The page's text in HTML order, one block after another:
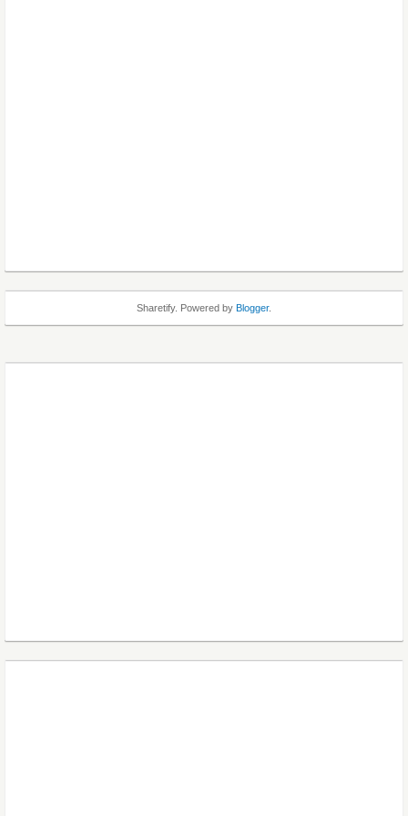
Sharetify. Powered by Blogger.